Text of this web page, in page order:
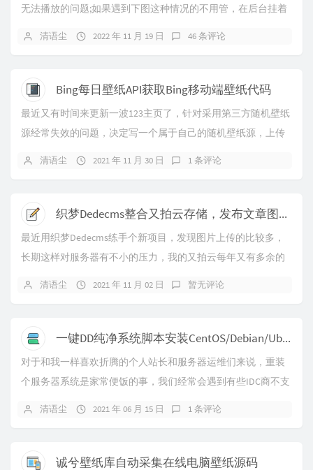
无法播放的问题;如果遇到下图这种情况的不用管，在后台挂着
清语尘 2022 年 11 月 19 日 46 条评论
Bing每日壁纸API获取Bing移动端壁纸代码
最近又有时间来更新一波123主页了，针对采用第三方随机壁纸
源经常失效的问题，决定写一个属于自己的随机壁纸源，上传
清语尘 2021 年 11 月 30 日 1 条评论
织梦Dedecms整合又拍云存储，发布文章图片直接上传到又拍云
最近用织梦Dedecms练手个新项目，发现图片上传的比较多，
长期这样对服务器有不小的压力，我的又拍云每年又有多余的
清语尘 2021 年 11 月 02 日 暂无评论
一键DD纯净系统脚本安装CentOS/Debian/Ubuntu
对于和我一样喜欢折腾的个人站长和服务器运维们来说，重装
个服务器系统是家常便饭的事，我们经常会遇到有些IDC商不支
清语尘 2021 年 06 月 15 日 1 条评论
诚兮壁纸库自动采集在线电脑壁纸源码